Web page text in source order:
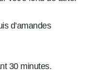
d’amandes
30 minutes.